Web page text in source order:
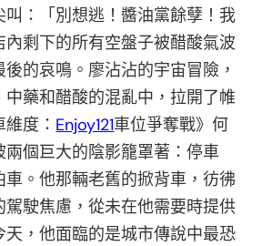
叫：「別想逃！醬油黨餘孽！我
內剩下的所有空盤子被醋酸氣波
的哀鳴。廖沾沾的宇宙冒險，
中藥和醋酸的混亂中，拉開了帷
度： Enjoy121車位爭奪戰》何
兩個巨大的陰影籠罩著：停車
車。他那輛老舊的掀背車，彷彿
駕駛焦慮，從未在他需要時提供
天，他面臨的是城市傳說中最恐